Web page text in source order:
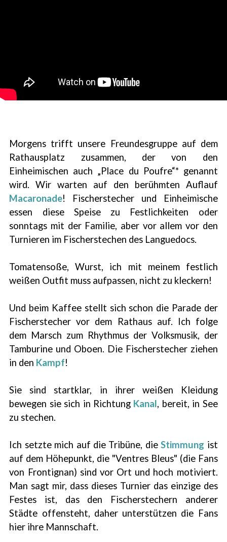
Morgens trifft unsere Freundesgruppe auf dem
Rathausplatz zusammen, der von den
Einheimischen auch „Place du Poufre“* genannt
wird. Wir warten auf den berühmten Auflauf
Macaronade! Fischerstecher und Einheimische
essen diese Speise zu Festlichkeiten oder
sonntags mit der Familie, aber vor allem vor den
Turnieren im Fischerstechen des Languedocs.
Tomatensoße, Wurst, ich mit meinem festlich
weißen Outfit muss aufpassen, nicht zu kleckern!
Und beim Kaffee stellt sich schon die Parade der
Fischerstecher vor dem Rathaus auf. Ich folge
dem Marsch zum Rhythmus der Volksmusik, der
Tamburine und Oboen. Die Fischerstecher ziehen
in den Kampf!
Sie sind startklar, in ihrer weißen Kleidung
bewegen sie sich in Richtung Kanal, bereit, in See
zu stechen.
Ich setzte mich auf die Tribüne, dieStimmung ist
auf dem Höhepunkt, die "Ventres Bleus" (die Fans
von Frontignan) sind vor Ort und hoch motiviert.
Man sagt mir, dass dieses Turnier das einzige des
Festes ist, das den Fischerstechern anderer
Städte offensteht, daher unterstützen die Fans
hier ihre Mannschaft.